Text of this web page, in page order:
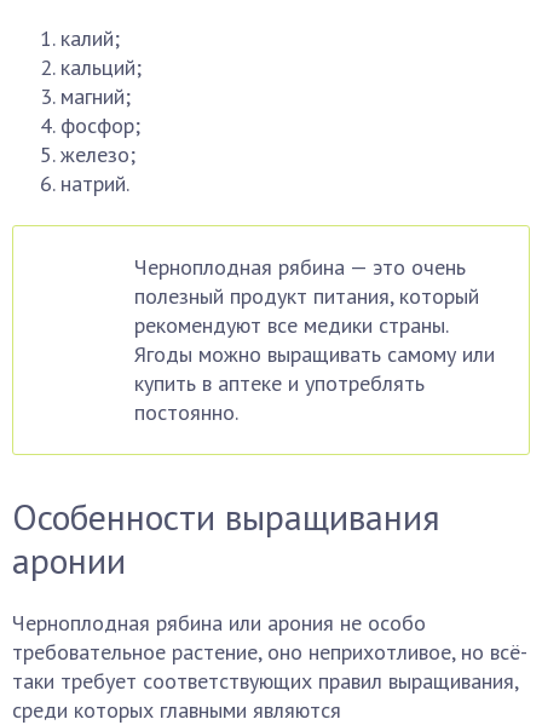
калий;
кальций;
магний;
фосфор;
железо;
натрий.
Черноплодная рябина — это очень
полезный продукт питания, который
рекомендуют все медики страны.
Ягоды можно выращивать самому или
купить в аптеке и употреблять
постоянно.
Особенности выращивания
аронии
Черноплодная рябина или арония не особо
требовательное растение, оно неприхотливое, но всё-
таки требует соответствующих правил выращивания,
среди которых главными являются